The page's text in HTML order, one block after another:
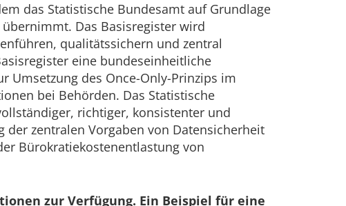
das Statistische Bundesamt auf Grundlage
Das Basisregister wird
qualitätssichern und zentral
eine bundeseinheitliche
Umsetzung des Once-Only-Prinzips im
bei Behörden. Das Statistische
richtiger, konsistenter und
zentralen Vorgaben von Datensicherheit
Bürokratiekostenentlastung von
zur Verfügung. Ein Beispiel für eine